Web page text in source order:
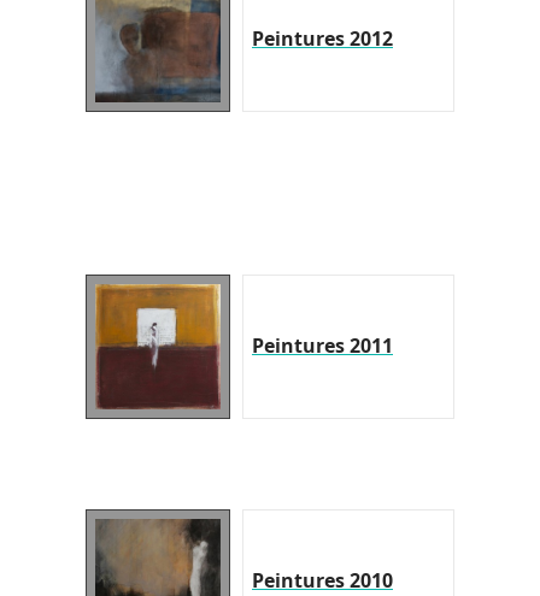
Peintures 2012
Peintures 2011
Peintures 2010